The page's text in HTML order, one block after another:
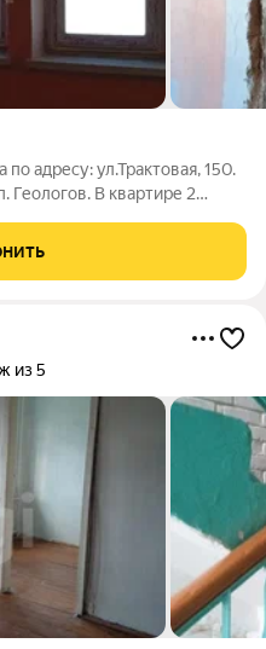
адресу: ул.Трактовая, 150.
Геологов. В квартире 2
потолки. Туалет на
из 5